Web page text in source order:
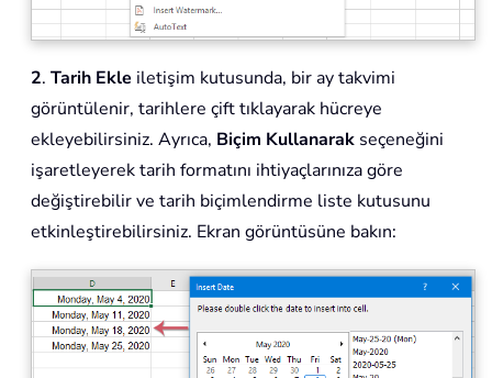
2. Tarih Ekle iletişim kutusunda, bir ay takvimi
görüntülenir, tarihlere çift tıklayarak hücreye
ekleyebilirsiniz. Ayrıca, Biçim Kullanarak seçeneğini
işaretleyerek tarih formatını ihtiyaçlarınıza göre
değiştirebilir ve tarih biçimlendirme liste kutusunu
etkinleştirebilirsiniz. Ekran görüntüsüne bakın: